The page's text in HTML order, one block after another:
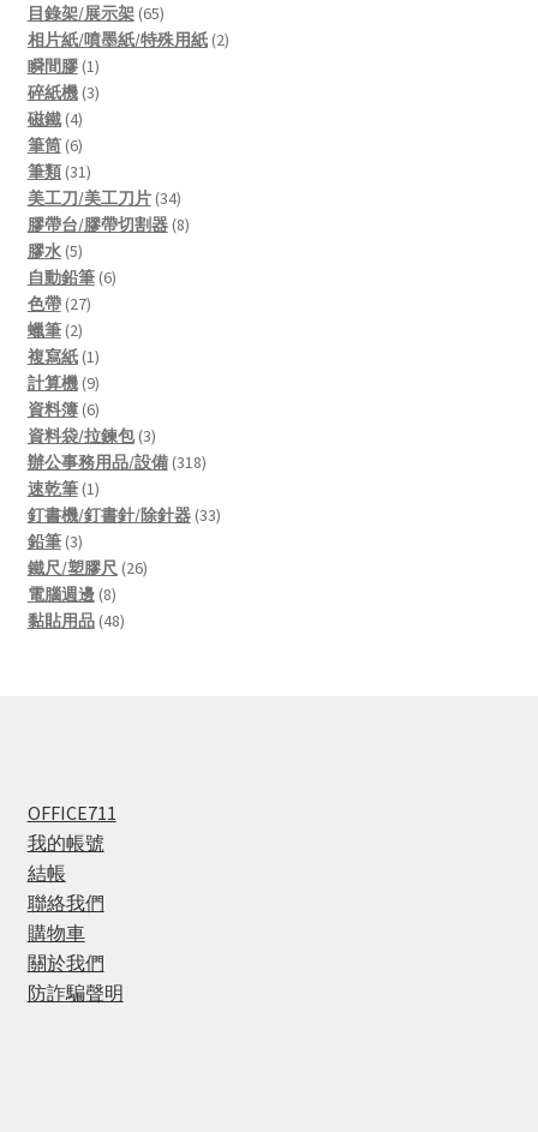
product
目錄架/展示架 6565
products
相片紙/噴墨紙/特殊用紙 22
瞬間膠 11
product
碎紙機 33
磁鐵 44
products
筆筒 66
products
筆類 3131
products
美工刀/美工刀片 3434
products
膠帶台/膠帶切割器 88
膠水 55
products
自動鉛筆 66
色帶 2727
蠟筆 22
products
複寫紙 11
product
計算機 99
products
資料簿 66
products
資料袋/拉鍊包 33
products
辦公事務用品/設備 318318
速乾筆 11
product
釘書機/釘書針/除針器 3333
鉛筆 33
products
鐵尺/塑膠尺 2626
電腦週邊 88
products
黏貼用品 4848
OFFICE711
我的帳號
結帳
聯絡我們
購物車
關於我們
防詐騙聲明